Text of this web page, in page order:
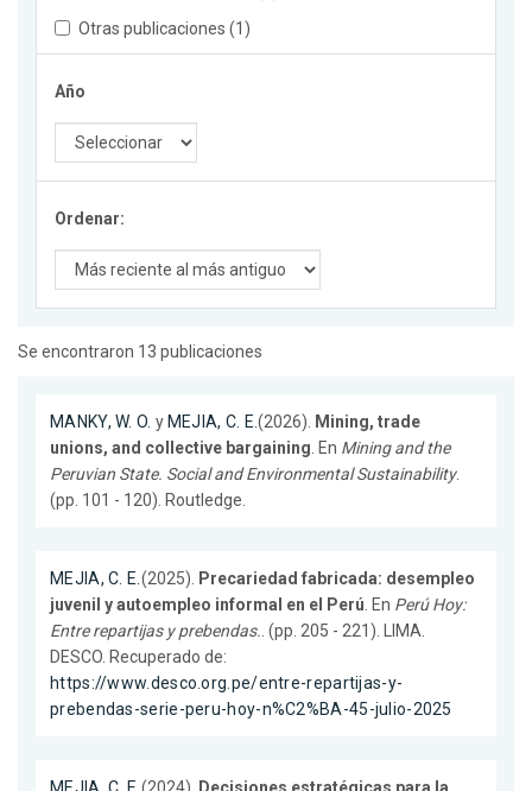
Otras publicaciones (1)
Año
Ordenar:
Se encontraron 13 publicaciones
MANKY, W. O. y MEJIA, C. E.(2026). Mining, trade
unions, and collective bargaining. En Mining and the
Peruvian State. Social and Environmental Sustainability.
(pp. 101 - 120). Routledge.
MEJIA, C. E.(2025). Precariedad fabricada: desempleo
juvenil y autoempleo informal en el Perú. En Perú Hoy:
Entre repartijas y prebendas.. (pp. 205 - 221). LIMA.
DESCO. Recuperado de:
https://www.desco.org.pe/entre-repartijas-y-
prebendas-serie-peru-hoy-n%C2%BA-45-julio-2025